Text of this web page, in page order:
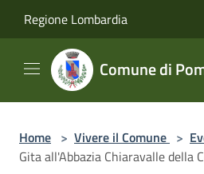
Regione Lombardia
Comune di
Home > Vivere il Comune >
Gita all'Abbazia Chiaravalle della